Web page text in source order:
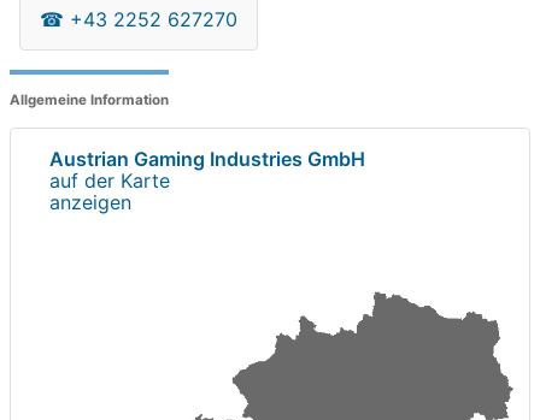
☎ +43 2252 627270
Allgemeine Information
Austrian Gaming Industries GmbH
auf der Karte
anzeigen